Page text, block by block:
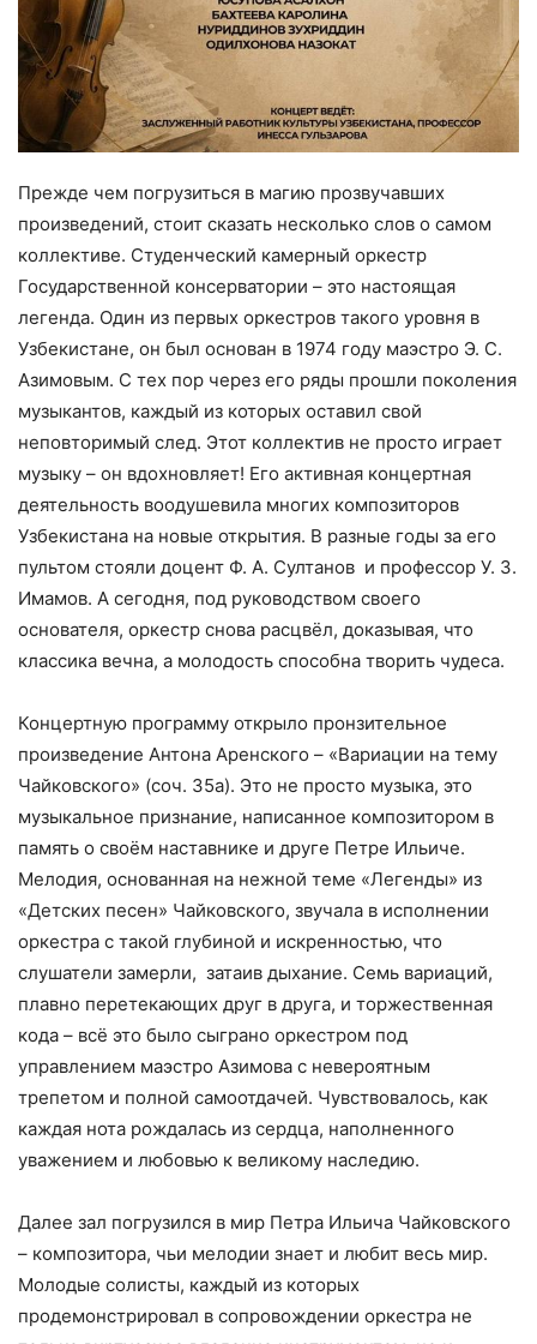
Прежде чем погрузиться в магию прозвучавших
произведений, стоит сказать несколько слов о самом
коллективе. Студенческий камерный оркестр
Государственной консерватории – это настоящая
легенда. Один из первых оркестров такого уровня в
Узбекистане, он был основан в 1974 году маэстро Э. С.
Азимовым. С тех пор через его ряды прошли поколения
музыкантов, каждый из которых оставил свой
неповторимый след. Этот коллектив не просто играет
музыку – он вдохновляет! Его активная концертная
деятельность воодушевила многих композиторов
Узбекистана на новые открытия. В разные годы за его
пультом стояли доцент Ф. А. Султанов и профессор У. З.
Имамов. А сегодня, под руководством своего
основателя, оркестр снова расцвёл, доказывая, что
классика вечна, а молодость способна творить чудеса.
Концертную программу открыло пронзительное
произведение Антона Аренского – «Вариации на тему
Чайковского» (соч. 35а). Это не просто музыка, это
музыкальное признание, написанное композитором в
память о своём наставнике и друге Петре Ильиче.
Мелодия, основанная на нежной теме «Легенды» из
«Детских песен» Чайковского, звучала в исполнении
оркестра с такой глубиной и искренностью, что
слушатели замерли, затаив дыхание. Семь вариаций,
плавно перетекающих друг в друга, и торжественная
кода – всё это было сыграно оркестром под
управлением маэстро Азимова с невероятным
трепетом и полной самоотдачей. Чувствовалось, как
каждая нота рождалась из сердца, наполненного
уважением и любовью к великому наследию.
Далее зал погрузился в мир Петра Ильича Чайковского
– композитора, чьи мелодии знает и любит весь мир.
Молодые солисты, каждый из которых
продемонстрировал в сопровождении оркестра не